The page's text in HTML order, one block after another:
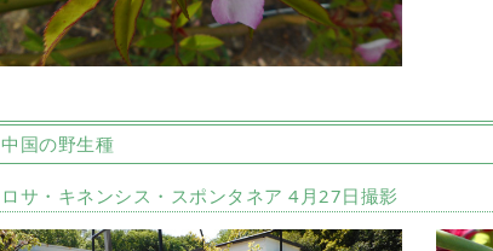
中国の野生種
ロサ・キネンシス・スポンタネア 4月27日撮影